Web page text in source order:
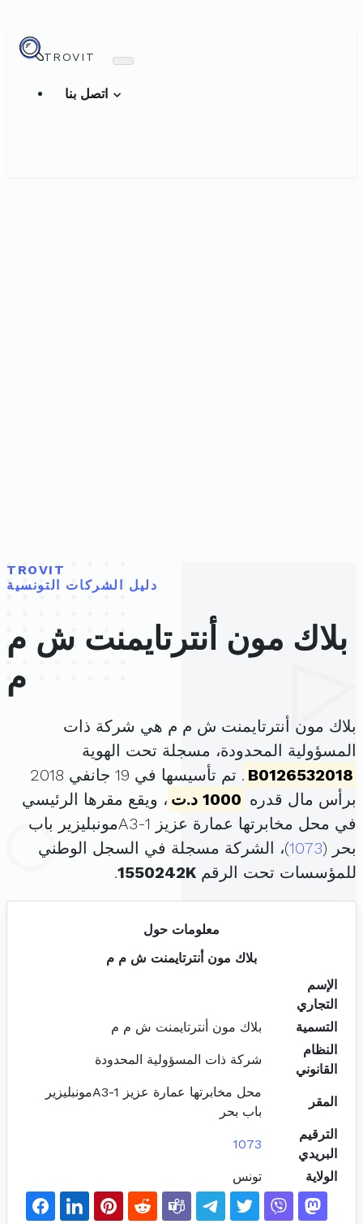
TROVIT
TROVIT
دليل الشركات التونسية
بلاك مون أنترتايمنت ش م
م
بلاك مون أنترتايمنت ش م م هي شركة ذات
المسؤولية المحدودة، مسجلة تحت الهوية
B0126532018
. تم تأسيسها في 19 جانفي 2018
برأس مال قدره 1000 د.ت
، ويقع مقرها الرئيسي
في محل مخابرتها عمارة عزيز A3-1مونبليزير باب
بحر (1073)، الشركة مسجلة في السجل الوطني
للمؤسسات تحت الرقم 1550242K
.
معلومات حول
بلاك مون أنترتايمنت ش م م
الإسم
التجاري
التسمية
بلاك مون أنترتايمنت ش م م
النظام
القانوني
شركة ذات المسؤولية المحدودة
المقر
محل مخابرتها عمارة عزيز A3-1مونبليزير
باب بحر
الترقيم
البريدي
1073
الولاية تونس